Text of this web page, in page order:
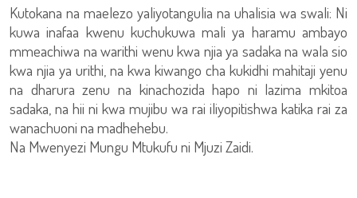
Kutokana na maelezo yaliyotangulia na uhalisia wa swali: Ni
kuwa inafaa kwenu kuchukuwa mali ya haramu ambayo
mmeachiwa na warithi wenu kwa njia ya sadaka na wala sio
kwa njia ya urithi, na kwa kiwango cha kukidhi mahitaji yenu
na dharura zenu na kinachozida hapo ni lazima mkitoa
sadaka, na hii ni kwa mujibu wa rai iliyopitishwa katika rai za
wanachuoni na madhehebu.
Na Mwenyezi Mungu Mtukufu ni Mjuzi Zaidi.